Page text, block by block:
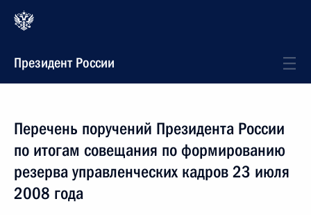
Президент России
Перечень поручений Президента России
по итогам совещания по формированию
резерва управленческих кадров 23 июля
2008 года